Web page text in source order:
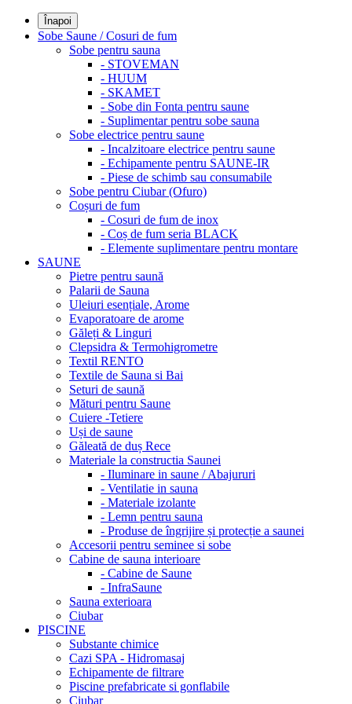
Înapoi
Sobe Saune / Cosuri de fum
Sobe pentru sauna
- STOVEMAN
- HUUM
- SKAMET
- Sobe din Fonta pentru saune
- Suplimentar pentru sobe sauna
Sobe electrice pentru saune
- Incalzitoare electrice pentru saune
- Echipamente pentru SAUNE-IR
- Piese de schimb sau consumabile
Sobe pentru Ciubar (Ofuro)
Coșuri de fum
- Cosuri de fum de inox
- Coș de fum seria BLACK
- Elemente suplimentare pentru montare
SAUNE
Pietre pentru saună
Palarii de Sauna
Uleiuri esențiale, Arome
Evaporatoare de arome
Găleți & Linguri
Clepsidra & Termohigrometre
Textil RENTO
Textile de Sauna si Bai
Seturi de saună
Mături pentru Saune
Cuiere -Tetiere
Uși de saune
Găleată de duș Rece
Materiale la constructia Saunei
- Iluminare in saune / Abajururi
- Ventilatie in sauna
- Materiale izolante
- Lemn pentru sauna
- Produse de îngrijire și protecție a saunei
Accesorii pentru seminee si sobe
Cabine de sauna interioare
- Cabine de Saune
- InfraSaune
Sauna exterioara
Ciubar
PISCINE
Substante chimice
Cazi SPA - Hidromasaj
Echipamente de filtrare
Piscine prefabricate si gonflabile
Ciubar